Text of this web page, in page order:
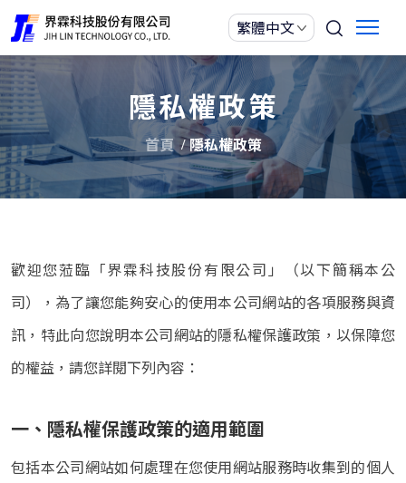
隱私權政策
首頁 隱私權政策
歡迎您蒞臨「界霖科技股份有限公司」（以下簡稱本公
司），為了讓您能夠安心的使用本公司網站的各項服務與資
訊，特此向您說明本公司網站的隱私權保護政策，以保障您
的權益，請您詳閱下列內容：
一、隱私權保護政策的適用範圍
包括本公司網站如何處理在您使用網站服務時收集到的個人